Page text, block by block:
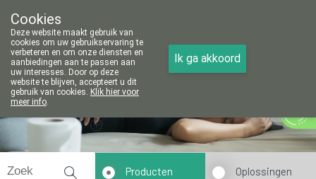
016/81 14 80
Vandaag
Producten Oplossingen
Cookies
Deze website maakt gebruik van
cookies om uw gebruikservaring te
verbeteren en om onze diensten en
aanbiedingen aan te passen aan
uw interesses. Door op deze
website te blijven, accepteert u dit
gebruik van cookies. Klik hier voor
meer info.
Ik ga akkoord